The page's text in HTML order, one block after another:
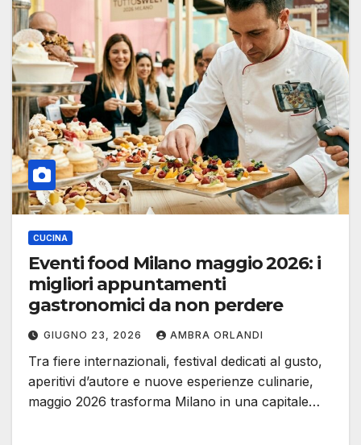
CUCINA
Eventi food Milano maggio 2026: i
migliori appuntamenti
gastronomici da non perdere
GIUGNO 23, 2026 AMBRA ORLANDI
Tra fiere internazionali, festival dedicati al gusto,
aperitivi d’autore e nuove esperienze culinarie,
maggio 2026 trasforma Milano in una capitale…